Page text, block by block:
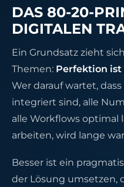
DAS 80-20-
DIGITALEN
Ein Grundsatz zieht
Themen: Perfektion ist
Wer darauf wartet,
integriert sind, alle
alle Workflows optimal
arbeiten, wird lange
Besser ist ein
der Lösung umsetzen,